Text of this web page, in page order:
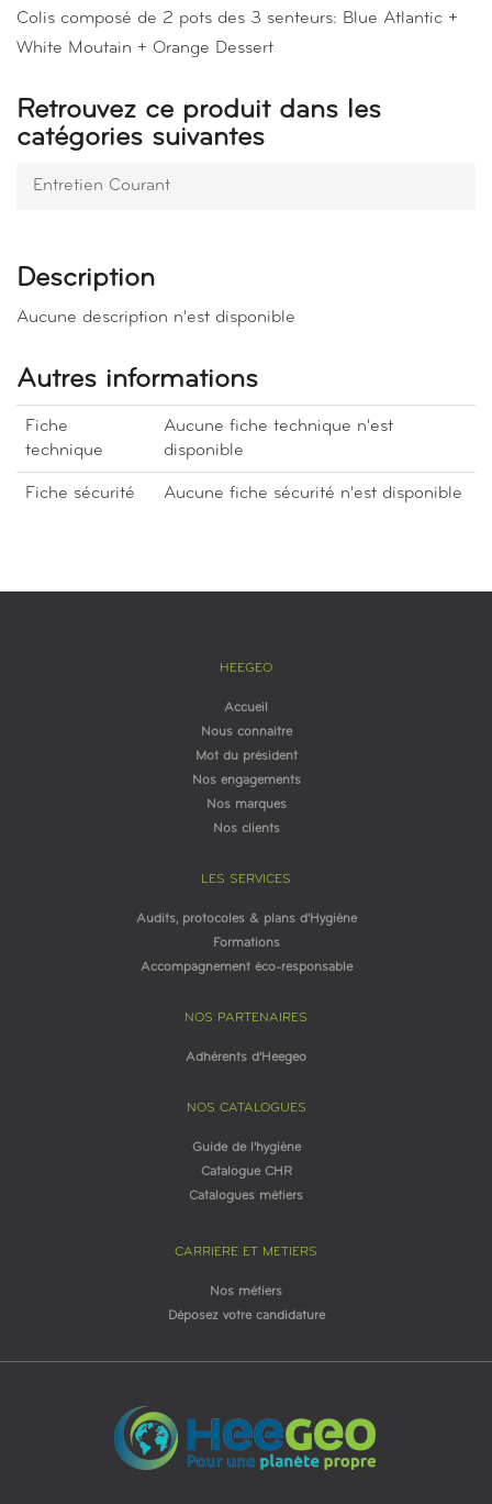
Colis composé de 2 pots des 3 senteurs: Blue Atlantic +
White Moutain + Orange Dessert
Retrouvez ce produit dans les
catégories suivantes
Entretien Courant
Description
Aucune description n'est disponible
Autres informations
Fiche
technique
Aucune fiche technique n'est
disponible
Fiche sécurité Aucune fiche sécurité n'est disponible
HEEGEO
Accueil
Nous connaitre
Mot du président
Nos engagements
Nos marques
Nos clients
LES SERVICES
Audits, protocoles & plans d'Hygiène
Formations
Accompagnement éco-responsable
NOS PARTENAIRES
Adhérents d'Heegeo
NOS CATALOGUES
Guide de l'hygiène
Catalogue CHR
Catalogues métiers
CARRIERE ET METIERS
Nos métiers
Déposez votre candidature